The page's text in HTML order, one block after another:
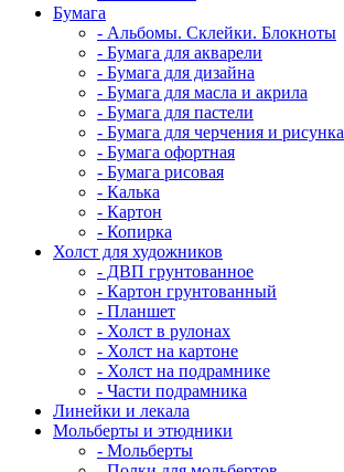
Бумага
- Альбомы. Склейки. Блокноты
- Бумага для акварели
- Бумага для дизайна
- Бумага для масла и акрила
- Бумага для пастели
- Бумага для черчения и рисунка
- Бумага офортная
- Бумага рисовая
- Калька
- Картон
- Копирка
Холст для художников
- ДВП грунтованное
- Картон грунтованный
- Планшет
- Холст в рулонах
- Холст на картоне
- Холст на подрамнике
- Части подрамника
Линейки и лекала
Мольберты и этюдники
- Мольберты